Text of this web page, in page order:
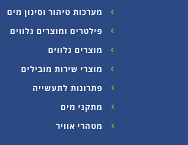
מערכות טיהור וסינון מים
פילטרים ומוצרים נלווים
מוצרים נלווים
מוצרי שירות מובילים
פתרונות לתעשייה
מתקני מים
מטהרי אוויר